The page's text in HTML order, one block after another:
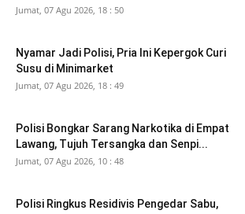
Jumat, 07 Agu 2026, 18 : 50
Nyamar Jadi Polisi, Pria Ini Kepergok Curi
Susu di Minimarket
Jumat, 07 Agu 2026, 18 : 49
Polisi Bongkar Sarang Narkotika di Empat
Lawang, Tujuh Tersangka dan Senpi...
Jumat, 07 Agu 2026, 10 : 48
Polisi Ringkus Residivis Pengedar Sabu,